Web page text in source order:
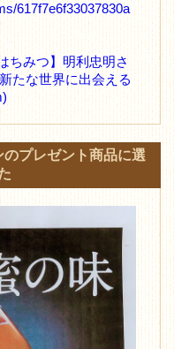
617f7e6f33037830a
ちみつ】明利忠明さ
たな世界に出会える
プレゼント商品に選